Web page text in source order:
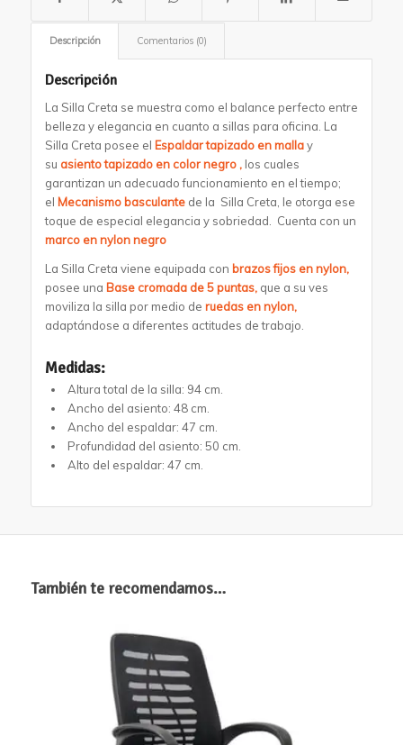
Descripción Comentarios (0)
Descripción
La Silla Creta se muestra como el balance perfecto entre
belleza y elegancia en cuanto a sillas para oficina. La
Silla Creta posee el Espaldartapizado en mallay
su asiento tapizado en color negro , los cuales
garantizan un adecuado funcionamiento en el tiempo;
el Mecanismo basculante de la Silla Creta le otorga ese
toque de especial elegancia y sobriedad.
Cuenta con un
marco en nylon negro
La Silla Creta viene equipada con brazos fijos en nylon,
posee una Base cromada de 5 puntas, que a su ves
moviliza la silla por medio de ruedas en nylon,
adaptándose a diferentes actitudes de trabajo.
Medidas:
Altura total de la silla: 94 cm.
Ancho del asiento: 48 cm.
Ancho del espaldar: 47 cm.
Profundidad del asiento: 50 cm.
Alto del espaldar: 47 cm.
También te recomendamos…